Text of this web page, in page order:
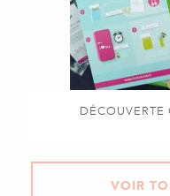
DÉCOUVERTE
VOIR